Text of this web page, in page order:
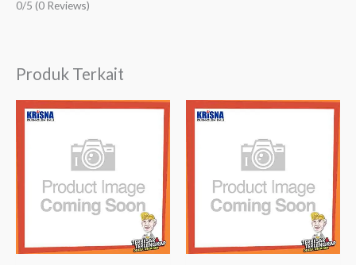
0/5 (0 Reviews)
Produk Terkait